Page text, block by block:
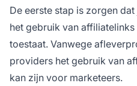
De eerste stap is zorgen
het gebruik van
toestaat. Vanwege
providers het gebruik van
kan zijn voor marketeers.